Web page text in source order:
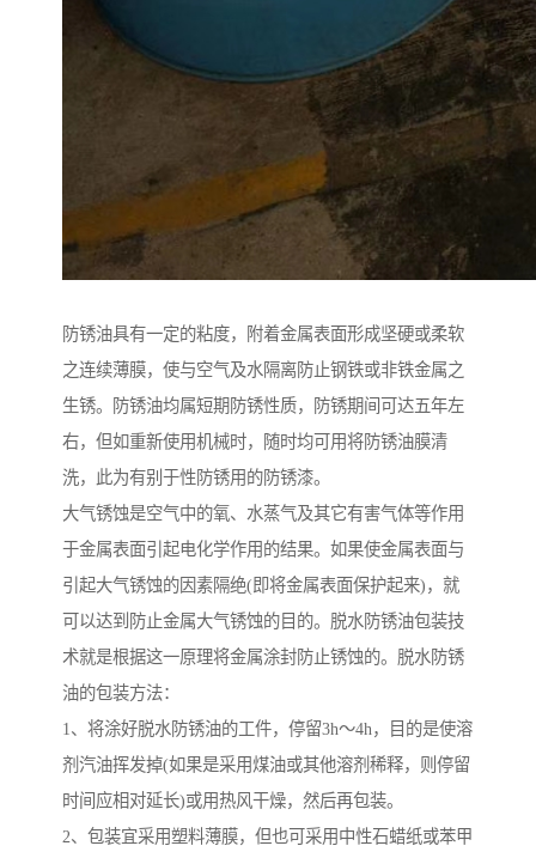
防锈油具有一定的粘度，附着金属表面形成坚硬或柔软
之连续薄膜，使与空气及水隔离防止钢铁或非铁金属之
生锈。防锈油均属短期防锈性质，防锈期间可达五年左
右，但如重新使用机械时，随时均可用将防锈油膜清
洗，此为有别于性防锈用的防锈漆。
大气锈蚀是空气中的氧、水蒸气及其它有害气体等作用
于金属表面引起电化学作用的结果。如果使金属表面与
引起大气锈蚀的因素隔绝(即将金属表面保护起来)，就
可以达到防止金属大气锈蚀的目的。脱水防锈油包装技
术就是根据这一原理将金属涂封防止锈蚀的。脱水防锈
油的包装方法：
1、将涂好脱水防锈油的工件，停留3h～4h，目的是使溶
剂汽油挥发掉(如果是采用煤油或其他溶剂稀释，则停留
时间应相对延长)或用热风干燥，然后再包装。
2、包装宜采用塑料薄膜，但也可采用中性石蜡纸或苯甲